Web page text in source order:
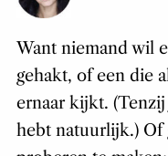
Want niemand wil
gehakt, of een die
ernaar kijkt.
hebt natuurlijk.) Of